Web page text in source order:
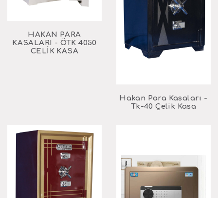
HAKAN PARA
KASALARI - ÖTK 4050
CELİK KASA
Hakan Para Kasaları -
Tk-40 Çelik Kasa